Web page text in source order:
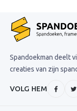
Spandoekman deelt
creaties van zijn
VOLG HEM